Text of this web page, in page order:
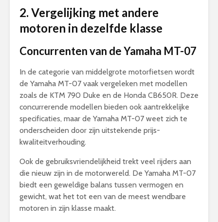
2. Vergelijking met andere
motoren in dezelfde klasse
Concurrenten van de Yamaha MT-07
In de categorie van middelgrote motorfietsen wordt
de Yamaha MT-07 vaak vergeleken met modellen
zoals de KTM 790 Duke en de Honda CB650R. Deze
concurrerende modellen bieden ook aantrekkelijke
specificaties, maar de Yamaha MT-07 weet zich te
onderscheiden door zijn uitstekende prijs-
kwaliteitverhouding.
Ook de gebruiksvriendelijkheid trekt veel rijders aan
die nieuw zijn in de motorwereld. De Yamaha MT-07
biedt een geweldige balans tussen vermogen en
gewicht, wat het tot een van de meest wendbare
motoren in zijn klasse maakt.